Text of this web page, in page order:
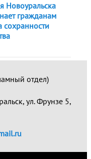
Новоуральска
гражданам
сохранности
отдел)
ул. Фрунзе 5,